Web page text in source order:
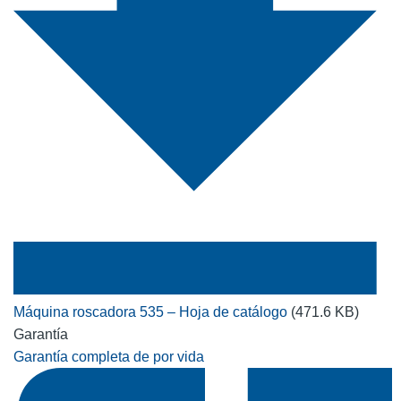
Máquina roscadora 535 – Hoja de catálogo (471.6 KB)
Garantía
Garantía completa de por vida